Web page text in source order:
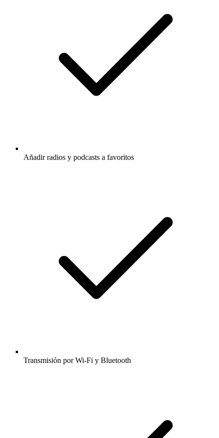
Añadir radios y podcasts a favoritos
Transmisión por Wi-Fi y Bluetooth